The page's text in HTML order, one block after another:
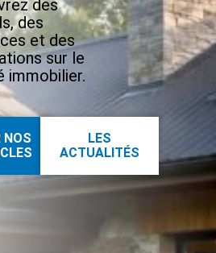
des
des
et des
sur le
immobilier.
NOS
LES
ACTUALITÉS